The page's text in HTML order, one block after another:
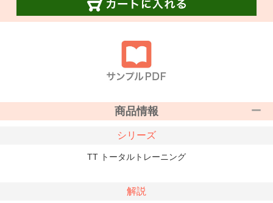
商品情報
シリーズ
TT トータルトレーニング
解説